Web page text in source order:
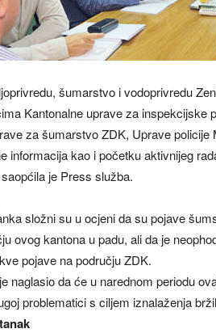
šumarstvo i vodoprivredu
Kantonalne uprave za inspekcijske
za šumarstvo ZDK, Uprave
informacija kao i početku aktivnijeg
je Press služba.
složni su u ocjeni da su pojave
ovog kantona u padu, ali da je
pojave na području ZDK.
naglasio da će u narednom periodu
problematici s ciljem iznalaženja